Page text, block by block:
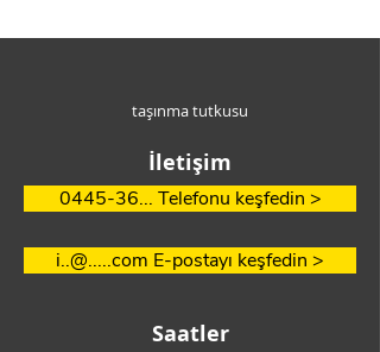
taşınma tutkusu
İletişim
0445-36... Telefonu keşfedin >
i..@.....com E-postayı keşfedin >
Saatler